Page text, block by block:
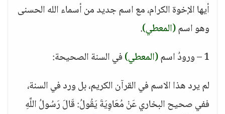
أيها الإخوة الكرام، مع اسم جديد من أسماء الله الحسنى
وهو اسم(المعطي).
1 – ورودُ اسم
(المعطي)في السنة الصحيحة:
لم يرد هذا الاسم في القرآن الكريم، بل ورد في السنة،
ففي صحيح البخاري عَنْ مُعَاوِيَةَ يَقُولُ: قَالَ رَسُولُ اللَّهِ